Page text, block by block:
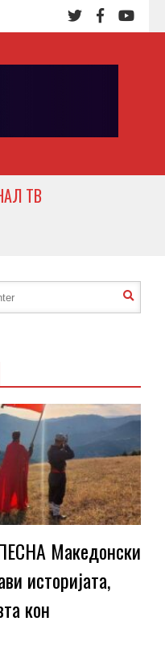
ТВ
Македонски
историјата,
кон